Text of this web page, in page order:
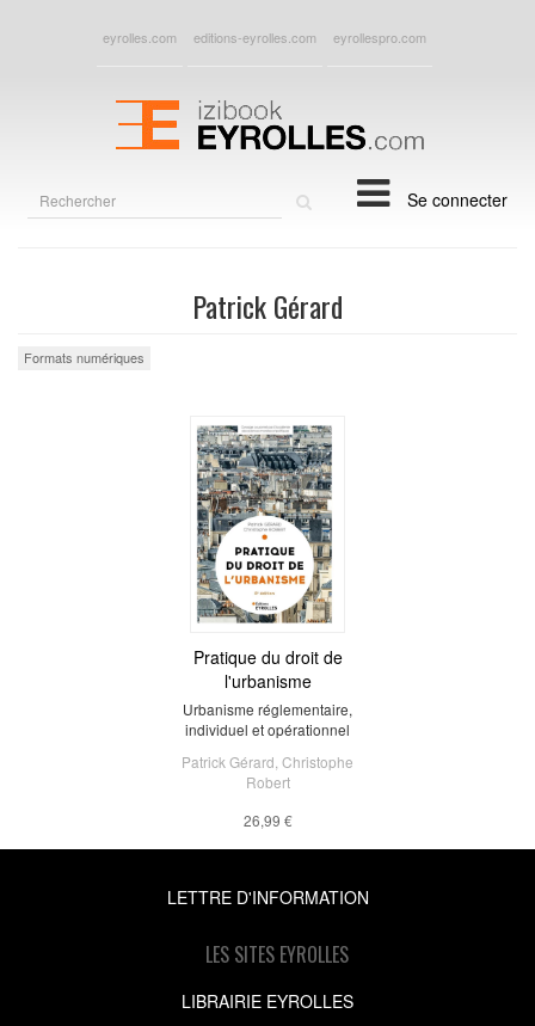
eyrolles.com editions-eyrolles.com eyrollespro.com
Se connecter
Patrick Gérard
Formats numériques
Pratique du droit de
l'urbanisme
Urbanisme réglementaire,
individuel et opérationnel
Patrick Gérard Christophe
Robert
26,99 €
LETTRE D'INFORMATION
LES SITES EYROLLES
LIBRAIRIE EYROLLES